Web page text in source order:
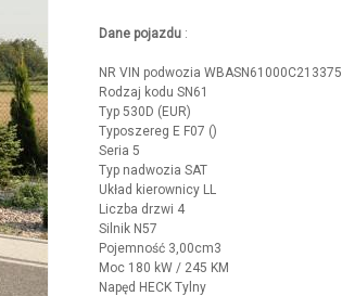
Dane pojazdu :
NR VIN podwozia WBASN61000C213375
Rodzaj kodu SN61
Typ 530D (EUR)
Typoszereg E F07 ()
Seria 5
Typ nadwozia SAT
Układ kierownicy LL
Liczba drzwi 4
Silnik N57
Pojemność 3,00cm3
Moc 180 kW / 245 KM
Napęd HECK Tylny